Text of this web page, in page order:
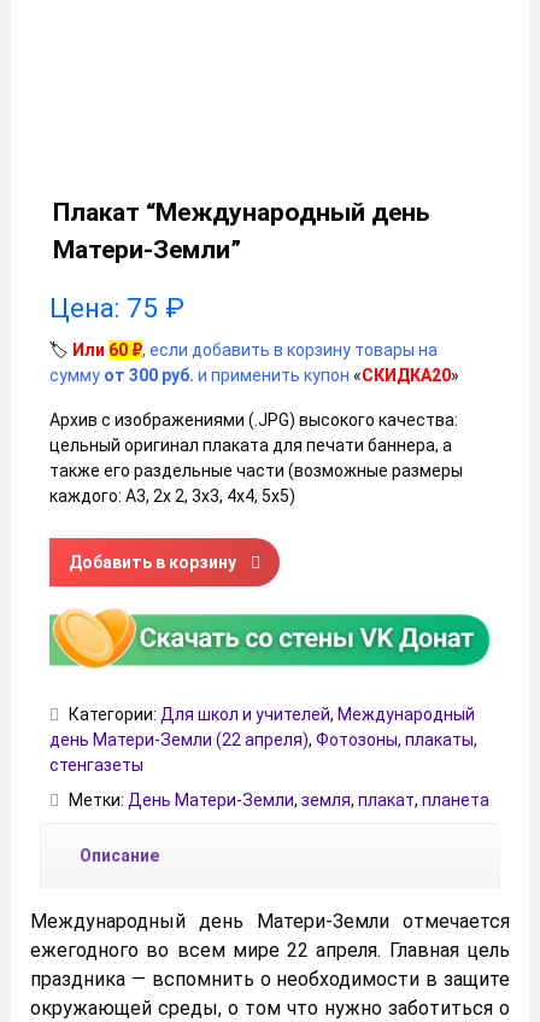
Плакат “Международный день
Матери-Земли”
Цена: 75 ₽
🏷️ Или 60 ₽, если добавить в корзину товары на
сумму от 300 руб. и применить купон «СКИДКА20»
Архив с изображениями (.JPG) высокого качества:
цельный оригинал плаката для печати баннера, а
также его раздельные части (возможные размеры
каждого: А3, 2х 2, 3х3, 4х4, 5х5)
Количество товара Плакат "Международный день
Добавить в корзину
Категории: Для школ и учителей, Международный
день Матери-Земли (22 апреля), Фотозоны, плакаты,
стенгазеты
Метки: День Матери-Земли, земля, плакат, планета
Описание
Международный день Матери-Земли отмечается
ежегодного во всем мире 22 апреля. Главная цель
праздника — вспомнить о необходимости в защите
окружающей среды, о том что нужно заботиться о